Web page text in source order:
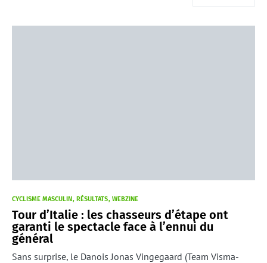
CYCLISME MASCULIN RÉSULTATS WEBZINE
Tour d’Italie : les chasseurs d’étape ont
garanti le spectacle face à l’ennui du
général
Sans surprise, le Danois Jonas Vingegaard (Team Visma-